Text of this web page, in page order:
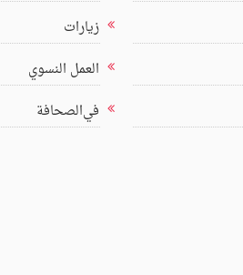
زيارات
العمل النسوي
في‌الصحافة